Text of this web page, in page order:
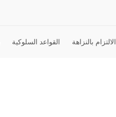
الالتزام بالنزاهة القواعد السلوكية